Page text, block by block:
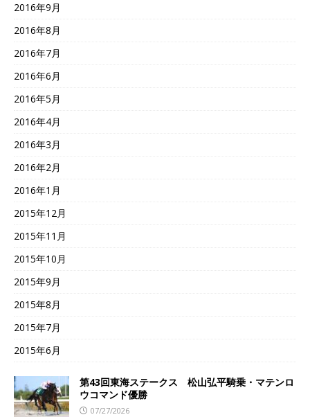
2016年9月
2016年8月
2016年7月
2016年6月
2016年5月
2016年4月
2016年3月
2016年2月
2016年1月
2015年12月
2015年11月
2015年10月
2015年9月
2015年8月
2015年7月
2015年6月
第43回東海ステークス 松山弘平騎乗・マテンロ
ウコマンド優勝
07/27/2026